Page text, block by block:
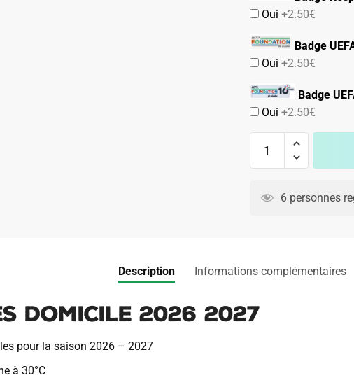
Oui+2.50€
Badge
Oui+2.50€
Badge
Oui+2.50€
Naples
i
6 personnes
Description Informations complémentaires
2026 2027
pour la saison 2026 – 2027
à 30°C